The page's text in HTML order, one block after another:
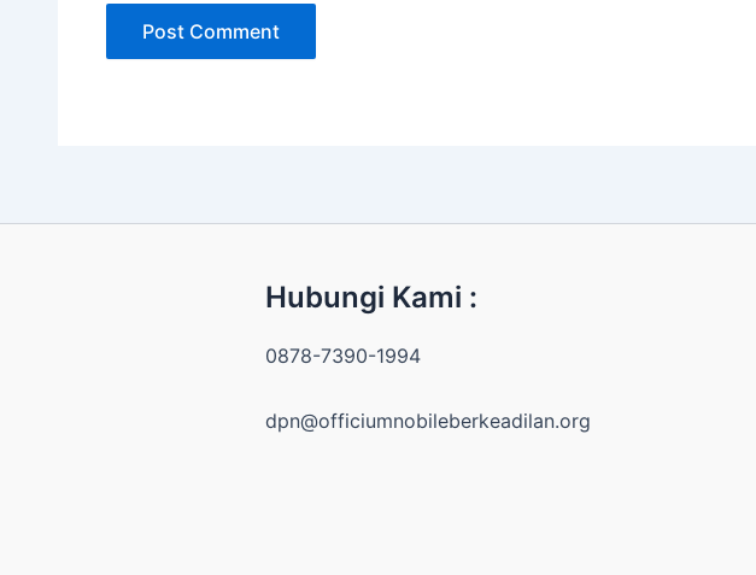
Hubungi Kami :
0878-7390-1994
dpn@officiumnobileberkeadilan.org